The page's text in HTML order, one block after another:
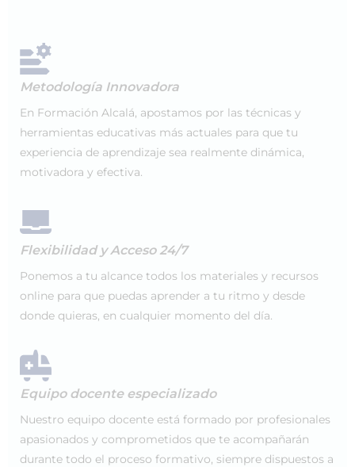
Metodología Innovadora
En Formación Alcalá, apostamos por las técnicas y
herramientas educativas más actuales para que tu
experiencia de aprendizaje sea realmente dinámica,
motivadora y efectiva.
Flexibilidad y Acceso 24/7
Ponemos a tu alcance todos los materiales y recursos
online para que puedas aprender a tu ritmo y desde
donde quieras, en cualquier momento del día.
Equipo docente especializado
Nuestro equipo docente está formado por profesionales
apasionados y comprometidos que te acompañarán
durante todo el proceso formativo, siempre dispuestos a